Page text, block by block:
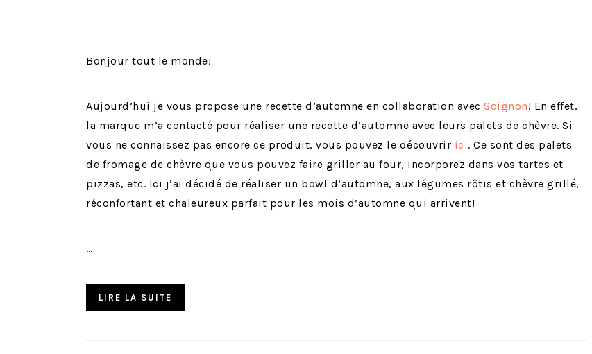
Bonjour tout le monde!
Aujourd’hui je vous propose une recette d’automne en collaboration avec Soignon! En effet,
la marque m’a contacté pour réaliser une recette d’automne avec leurs palets de chèvre. Si
vous ne connaissez pas encore ce produit, vous pouvez le découvrir ici. Ce sont des palets
de fromage de chèvre que vous pouvez faire griller au four, incorporez dans vos tartes et
pizzas, etc. Ici j’ai décidé de réaliser un bowl d’automne, aux légumes rôtis et chèvre grillé,
réconfortant et chaleureux parfait pour les mois d’automne qui arrivent!
…
LIRE LA SUITE